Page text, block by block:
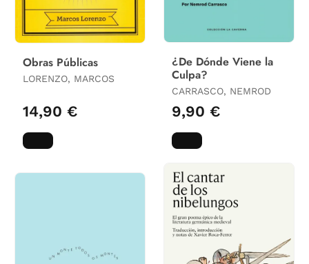
Obras Públicas
LORENZO, MARCOS
14,90 €
¿De Dónde Viene la
Culpa?
CARRASCO, NEMROD
9,90 €